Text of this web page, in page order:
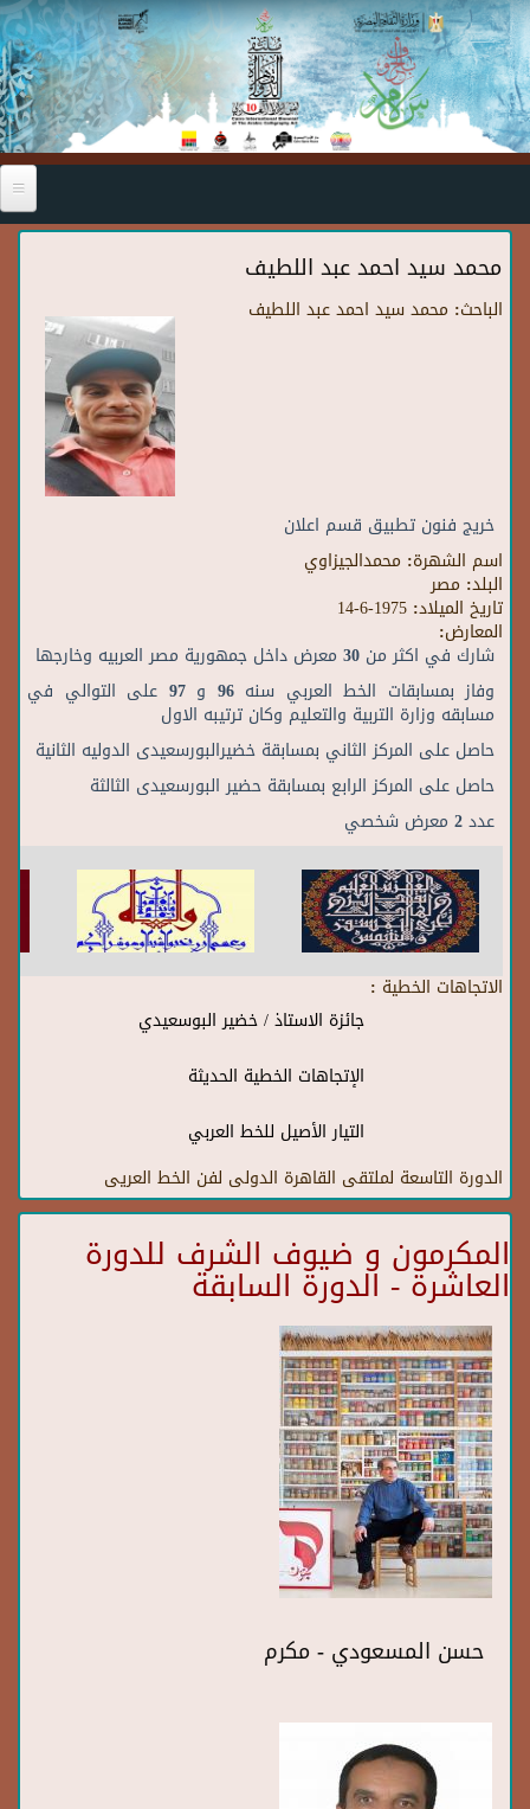
Skip to main content
محمد سيد احمد عبد اللطيف
الباحث: محمد سيد احمد عبد اللطيف
خريج فنون تطبيق قسم اعلان
اسم الشهرة: محمدالجيزاوي
البلد: مصر
تاريخ الميلاد: 14-6-1975
المعارض:
شارك في اكثر من 30 معرض داخل جمهورية مصر العربيه وخارجها
وفاز بمسابقات الخط العربي سنه 96 و 97 على التوالي في
مسابقه وزارة التربية والتعليم وكان ترتيبه الاول
حاصل على المركز الثاني بمسابقة خضيرالبورسعيدى الدوليه الثانية
حاصل على المركز الرابع بمسابقة حضير البورسعيدى الثالثة
عدد 2 معرض شخصي
الاتجاهات الخطية :
جائزة الاستاذ / خضير البوسعيدي
الإتجاهات الخطية الحديثة
التيار الأصيل للخط العربي
الدورة التاسعة لملتقى القاهرة الدولى لفن الخط العريى
المكرمون و ضيوف الشرف للدورة
العاشرة - الدورة السابقة
حسن المسعودي - مكرم